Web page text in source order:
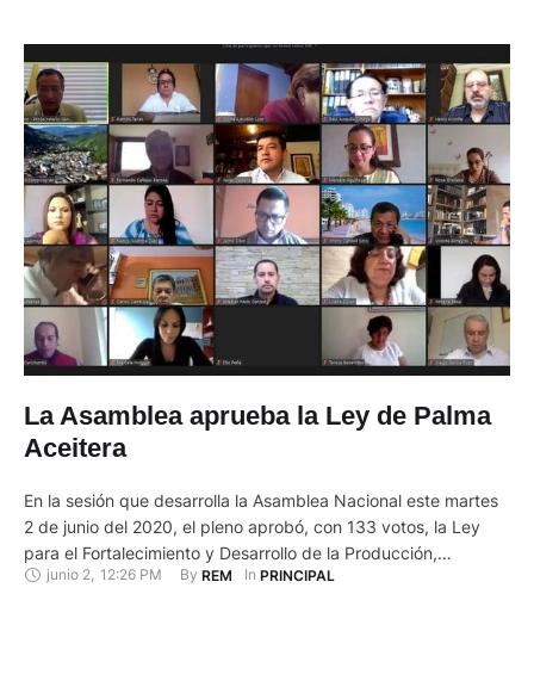
La Asamblea aprueba la Ley de Palma
Aceitera
En la sesión que desarrolla la Asamblea Nacional este martes
2 de junio del 2020, el pleno aprobó, con 133 votos, la Ley
para el Fortalecimiento y Desarrollo de la Producción,
Comercialización, Extracción, Exportación e Industrialización
junio 2, 12:26 PM By REM In PRINCIPAL